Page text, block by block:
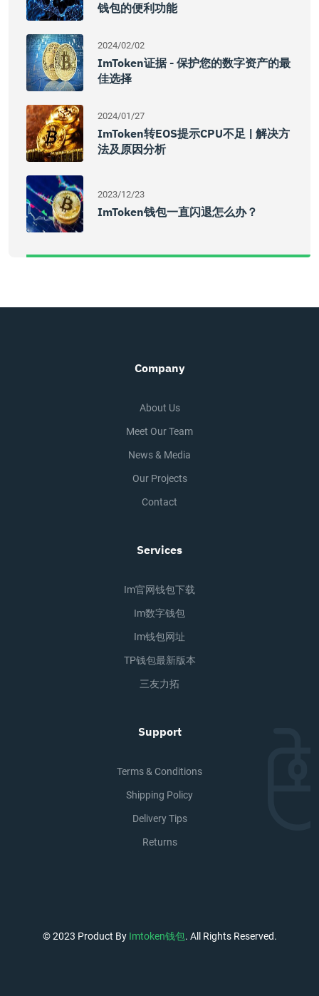
钱包的便利功能
2024/02/02
ImToken证据 - 保护您的数字资产的最
佳选择
2024/01/27
ImToken转EOS提示CPU不足 | 解决方
法及原因分析
2023/12/23
ImToken钱包一直闪退怎么办？
Company
About Us
Meet Our Team
News & Media
Our Projects
Contact
Services
Im官网钱包下载
Im数字钱包
Im钱包网址
TP钱包最新版本
三友力拓
Support
Terms & Conditions
Shipping Policy
Delivery Tips
Returns
© 2023 Product By Imtoken钱包. All Rights Reserved.